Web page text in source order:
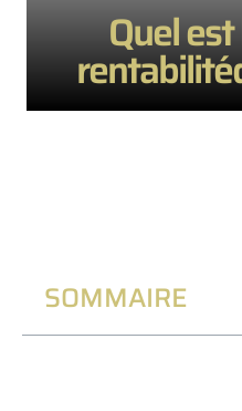
Quel
SOMMAIRE